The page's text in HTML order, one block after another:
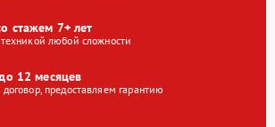
стажем 7+ лет
любой сложности
12 месяцев
предоставляем гарантию